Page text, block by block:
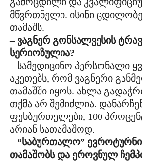
მწვრთნელი. ისინი
თამაშს.
– ვაგნერ გონსალვესის
სერიოზულია?
– სამედიცინო პერსონალი
აკეთებს, რომ ვაგნერი
თამაშში იყოს. ახლა
თქმა არ შემიძლია.
ფეხბურთელები, 100
არიან სათამაშოდ.
– “საბურთალო”
თამაშობს და ეროვნულ